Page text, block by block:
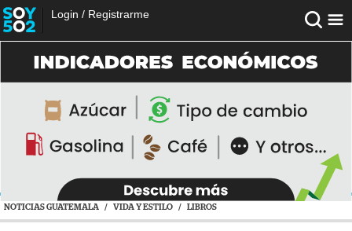
Login / Registrarme
NOTICIAS GUATEMALA / VIDA Y ESTILO / LIBROS